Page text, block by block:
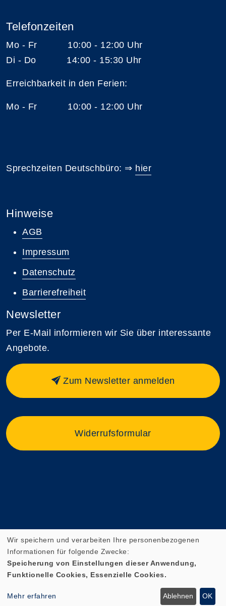
Telefonzeiten
Mo - Fr 10:00 - 12:00 Uhr
Di - Do 14:00 - 15:30 Uhr
Erreichbarkeit in den Ferien:
Mo - Fr 10:00 - 12:00 Uhr
Sprechzeiten Deutschbüro: ⇒ hier
Hinweise
AGB
Impressum
Datenschutz
Barrierefreiheit
Newsletter
Per E-Mail informieren wir Sie über interessante
Angebote.
Zum Newsletter anmelden
Widerrufsformular
Cookie Einstellungen
Wir speichern und verarbeiten Ihre personenbezogenen
Informationen für folgende Zwecke:
Speicherung von Einstellungen dieser Anwendung,
Funktionelle Cookies, Essenzielle Cookies.
Mehr erfahren Ablehnen OK